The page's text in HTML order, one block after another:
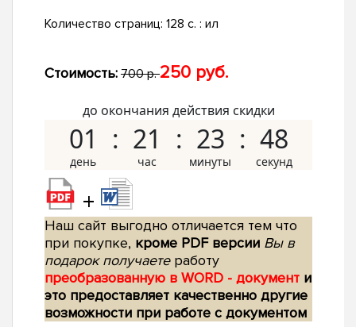
Количество страниц: 128 с. : ил
Стоимость: 700 р.250 руб.
до окончания действия скидки
01 21 23 47
+
Наш сайт выгодно отличается тем что
при покупке, кроме PDF версии Вы в
подарок получаетеработу
преобразованную в WORD - документ и
это предоставляет качественно другие
возможности при работе с документом